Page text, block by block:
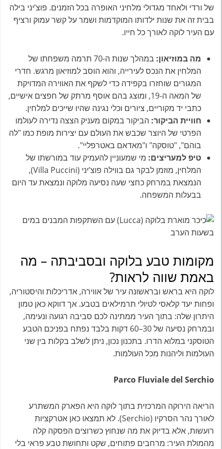
של ורדי ולאחד מגדולי מלחיני האופרה בכל הזמנים. פוצ’יני בילה
בבית זה את שנות ילדותו המוקדמות ושמר על קשר עמוק ורציף
עם העיר לוקה לאורך כל חייו.
מה במוזיאון:
במהלך שנות ה-70 תרמה משפחתו של
המלחין את הנכס לעירייה, והוא הוסב למוזיאון מרגש. חדרי
המגורים שוחזרו בקפידה כדי לשקף את האווירה המדויקת
של המאה ה-19, ומוצג בהם אוסף מרתק של חפצים אישיים,
כתבי יד מקוריים, ציורים וכלי נגינה שהיו שייכים למלחין.
חוויית הביקור: הביקור במקום מעניק הצצה נדירה לעולמו
הפרטי של היוצר שכבש את העולם עם יצירות מופת כמו "לה
בוהם", "טוסקה" ו"מאדאם באטרפליי".
טיפ למעריצים: מי שמעוניין להעמיק עוד במורשתו של
המלחין, מוזמן לבקר גם בווילה פוצ’יני (Villa Puccini),
הנמצאת במרחק כחצי שעה נסיעה מלוקה ונמצאת עד היום
בבעלות המשפחה.
מקומות טבע בלוקה ובסביבתה – מה
באמת שווה לראות?
לוקה היא בראש ובראשונה עיר של אווירה, אדריכלות והיסטוריה,
ופחות יעד קלאסי לטיולי תרמילאים בטבע. אך דווקא כאן טמון
היתרון שלה: בתוך העיר ממתינה לכם סביבה רגועה ונעימה,
ובמרחק נסיעה של 30–60 דקות בלבד נפתח בפניכם הטבע
הטוסקני במלוא הדרו. בתכנון נכון, ניתן לשלב בקלות בין שני
העולמות וליהנות מכל העולמות.
Parco Fluviale del Serchio
הריאה הירוקה המרכזית בתוך לוקה היא הפארק המשתרע
לאורך נהר הסרקיו (Serchio). לא תמצאו כאן אטרקציות
רועשות, אלא בדיוק את מה שנחוץ כשרוצים הפסקה קלה
מהמולת העיר: מרחבים פתוחים, שקט ותחושת טבע פראי בלי